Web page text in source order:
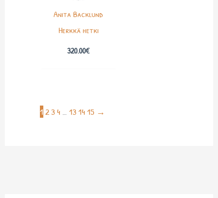
Anita Backlund
Herkkä hetki
320.00€
1 234 … 1314 15 →